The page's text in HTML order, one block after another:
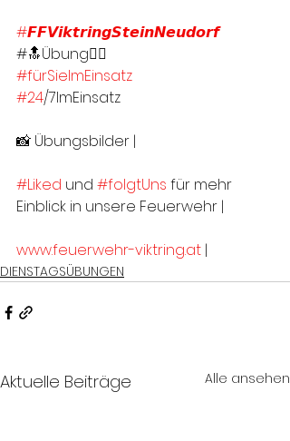
#𝙁𝙁𝙑𝙞𝙠𝙩𝙧𝙞𝙣𝙜𝙎𝙩𝙚𝙞𝙣𝙉𝙚𝙪𝙙𝙤𝙧𝙛
#🔝Übung👍🏻
#fürSieImEinsatz
#24/7ImEinsatz
📸 Übungsbilder |
#Liked und #folgtUns für mehr
Einblick in unsere Feuerwehr |
www.feuerwehr-viktring.at |
DIENSTAGSÜBUNGEN
Aktuelle Beiträge Alle ansehen